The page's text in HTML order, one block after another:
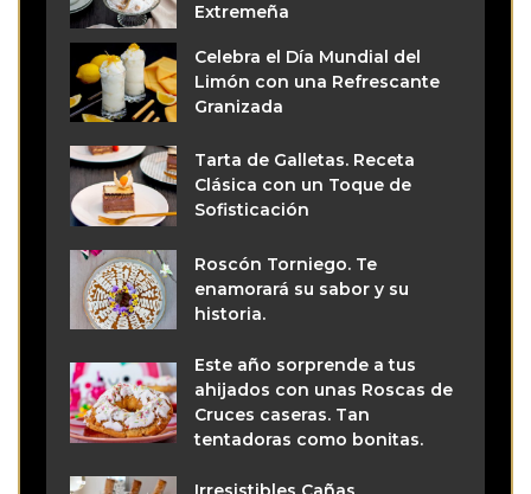
Extremeña
Celebra el Día Mundial del
Limón con una Refrescante
Granizada
Tarta de Galletas. Receta
Clásica con un Toque de
Sofisticación
Roscón Torniego. Te
enamorará su sabor y su
historia.
Este año sorprende a tus
ahijados con unas Roscas de
Cruces caseras. Tan
tentadoras como bonitas.